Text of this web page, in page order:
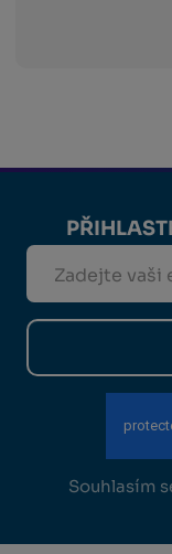
Souhlasím